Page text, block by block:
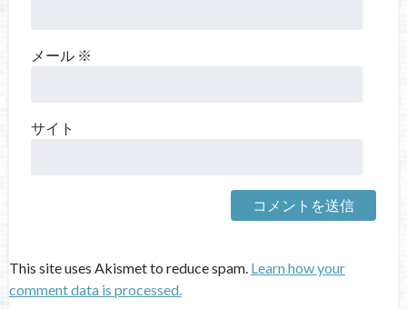
メール ※
サイト
This site uses Akismet to reduce spam. Learn how your
comment data is processed.